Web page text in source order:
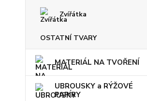
Zvířátka
OSTATNÍ TVARY
MATERIÁL NA TVOŘENÍ
UBROUSKY a RÝŽOVÉ
PAPÍRY